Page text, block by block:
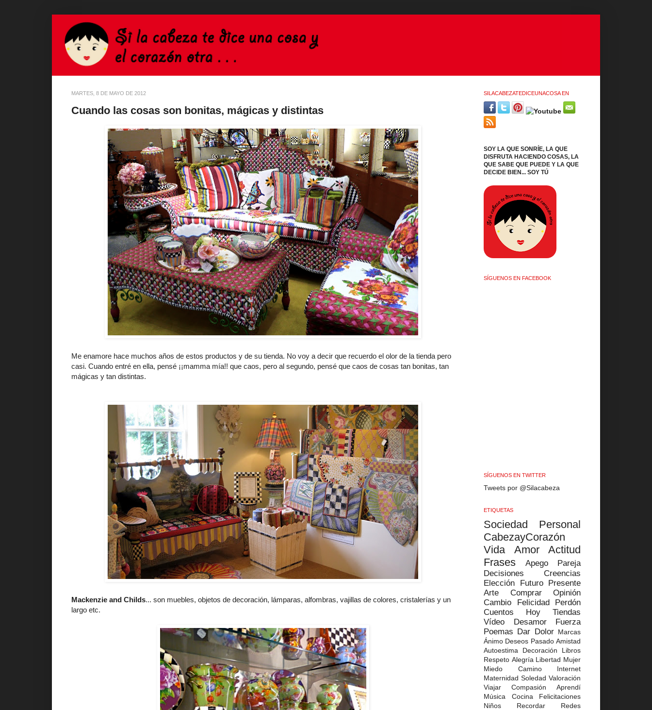
MARTES, 8 DE MAYO DE 2012
Cuando las cosas son bonitas, mágicas y distintas
Me enamore hace muchos años de estos productos y de su tienda. No voy a decir que recuerdo el olor de la tienda pero
casi. Cuando entré en ella, pensé ¡¡mamma mía!! que caos, pero al segundo, pensé que caos de cosas tan bonitas, tan
mágicas y tan distintas.
Mackenzie and Childs... son muebles, objetos de decoración, lámparas, alfombras, vajillas de colores, cristalerías y un
largo etc.
SILACABEZATEDICEUNACOSA EN
SOY LA QUE SONRÍE, LA QUE
DISFRUTA HACIENDO COSAS, LA
QUE SABE QUE PUEDE Y LA QUE
DECIDE BIEN... SOY TÚ
SÍGUENOS EN FACEBOOK
SÍGUENOS EN TWITTER
Tweets por @Silacabeza
ETIQUETAS
Sociedad
Personal
CabezayCorazón
Vida
Amor
Actitud
Frases
Apego
Pareja
Decisiones
Creencias
Elección
Futuro
Presente
Arte
Comprar
Opinión
Cambio
Felicidad
Perdón
Cuentos
Hoy
Tiendas
Vídeo
Desamor
Fuerza
Poemas Dar Dolor Marcas
Ánimo Deseos Pasado Amistad
Autoestima
Decoración
Libros
Respeto Alegría Libertad Mujer
Miedo
Camino
Internet
Maternidad Soledad Valoración
Viajar
Compasión
Aprendí
Música
Cocina
Felicitaciones
Niños
Recordar Redes